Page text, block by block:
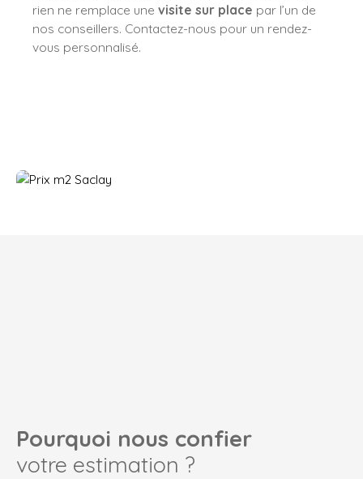
rien ne remplace une visite sur place par l’un de
nos conseillers. Contactez-nous pour un rendez-
vous personnalisé.
Pourquoi nous confier
votre estimation ?